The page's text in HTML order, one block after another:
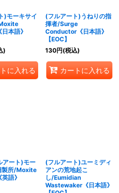
)モーキサイ
本語》
)
に入れる
(フルアート)うねりの指
揮者/Surge
Conductor《日本語》
【EOC】
130円(税込)
カートに入れる
アート)モー
製所/Moxite
語》
(フルアート)ユーミディ
アンの荒地起こ
し/Eumidian
Wastewaker《日本語》